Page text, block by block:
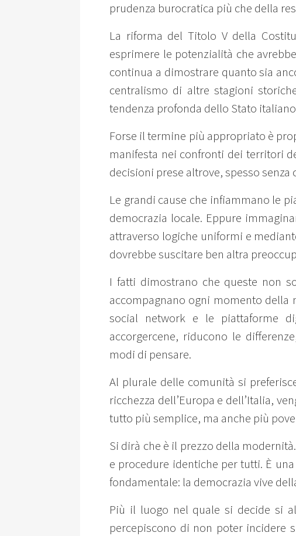
prudenza burocratica più che della
La riforma del Titolo V della
esprimere le potenzialità che
continua a dimostrare quanto sia
centralismo di altre stagioni
tendenza profonda dello Stato
Forse il termine più appropriato è
manifesta nei confronti dei territori
decisioni prese altrove, spesso
Le grandi cause che infiammano le
democrazia locale. Eppure
attraverso logiche uniformi e
dovrebbe suscitare ben altra
I fatti dimostrano che queste non
accompagnano ogni momento
social network e le piattaforme
accorgercene, riducono le
modi di pensare.
Al plurale delle comunità si
ricchezza dell’Europa e dell’Italia,
tutto più semplice, ma anche più
Si dirà che è il prezzo della
e procedure identiche per tutti. È
fondamentale: la democrazia vive
Più il luogo nel quale si decide si
percepiscono di non poter incidere